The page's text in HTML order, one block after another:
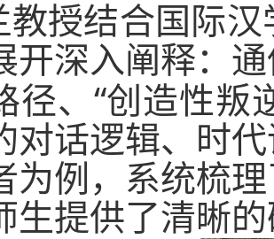
教授结合国际
开深入阐释：
径、 “创造性叛
对话逻辑、时
为例，系统梳
生提供了清晰